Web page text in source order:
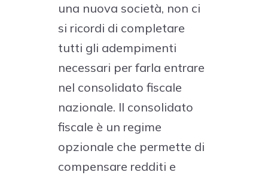
una nuova società, non ci
si ricordi di completare
tutti gli adempimenti
necessari per farla entrare
nel consolidato fiscale
nazionale. Il consolidato
fiscale è un regime
opzionale che permette di
compensare redditi e